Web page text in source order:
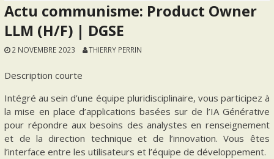
Actu communisme: Product Owner
LLM (H/F) | DGSE
2 NOVEMBRE 2023 THIERRY PERRIN
Description courte
Intégré au sein d’une équipe pluridisciplinaire, vous participez à
la mise en place d’applications basées sur de l’IA Générative
pour répondre aux besoins des analystes en renseignement
et de la direction technique et de l’innovation. Vous êtes
l’interface entre les utilisateurs et l’équipe de développement.